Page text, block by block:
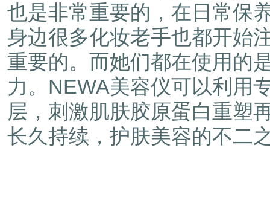
也是非常重要的，在日常保
身边很多化妆老手也都开始
重要的。而她们都在使用的
力。NEWA美容仪可以利用
层，刺激肌肤胶原蛋白重塑
长久持续，护肤美容的不二